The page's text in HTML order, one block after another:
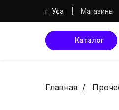
г. Уфа Магазины
Каталог
Главная